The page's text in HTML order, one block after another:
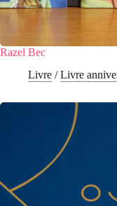
Razel Bec
Livre /Livre